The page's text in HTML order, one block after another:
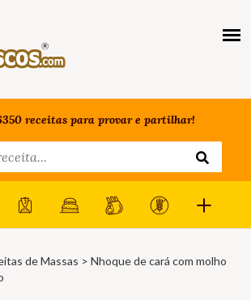
receitas para provar e partilhar!
de Massas > Nhoque de cará com molho